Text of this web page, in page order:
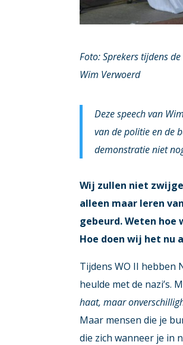
Foto: Sprekers tijdens
Wim Verwoerd
Deze speech van
van de politie en de
demonstratie niet
Wij zullen niet
alleen maar leren
gebeurd. Weten hoe
Hoe doen wij het nu
Tijdens WO II hebben
heulde met de nazi’s.
haat, maar
Maar mensen die je
die zich wanneer je in